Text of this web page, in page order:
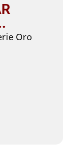
Oro